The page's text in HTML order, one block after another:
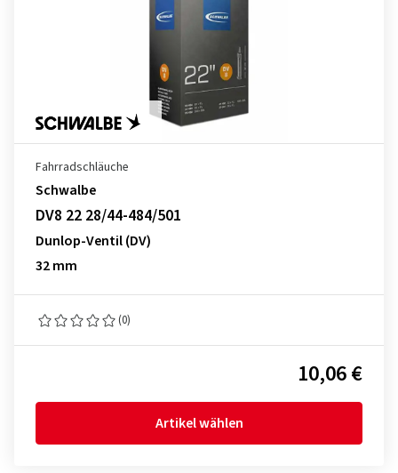
Fahrradschläuche
Schwalbe
DV8 22 28/44-484/501
Dunlop-Ventil (DV)
32 mm
(0)
10,06 €
Artikel wählen